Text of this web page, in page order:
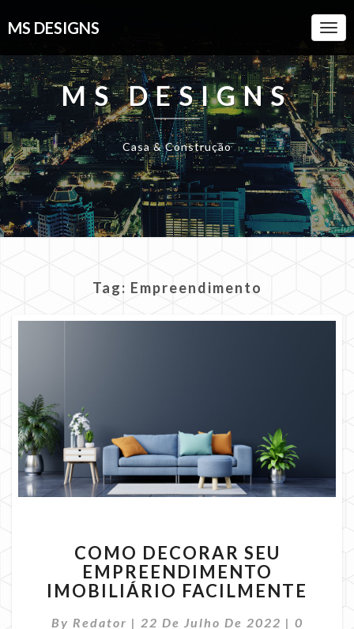
MS DESIGNS
MS DESIGNS
Casa & Construção
Tag: Empreendimento
DECORAR
SEU
EMPREENDIMENTO
FACILMENTE
COMO DECORAR SEU
EMPREENDIMENTO
IMOBILIÁRIO FACILMENTE
By Redator | 22 De Julho De 2022 | 0